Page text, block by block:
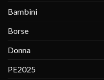
Bambini
Borse
Donna
PE2025